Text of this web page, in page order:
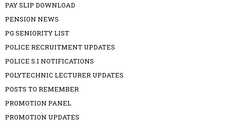
PAY SLIP DOWNLOAD
PENSION NEWS
PG SENIORITY LIST
POLICE RECRUITMENT UPDATES
POLICE S.I NOTIFICATIONS
POLYTECHNIC LECTURER UPDATES
POSTS TO REMEMBER
PROMOTION PANEL
PROMOTION UPDATES